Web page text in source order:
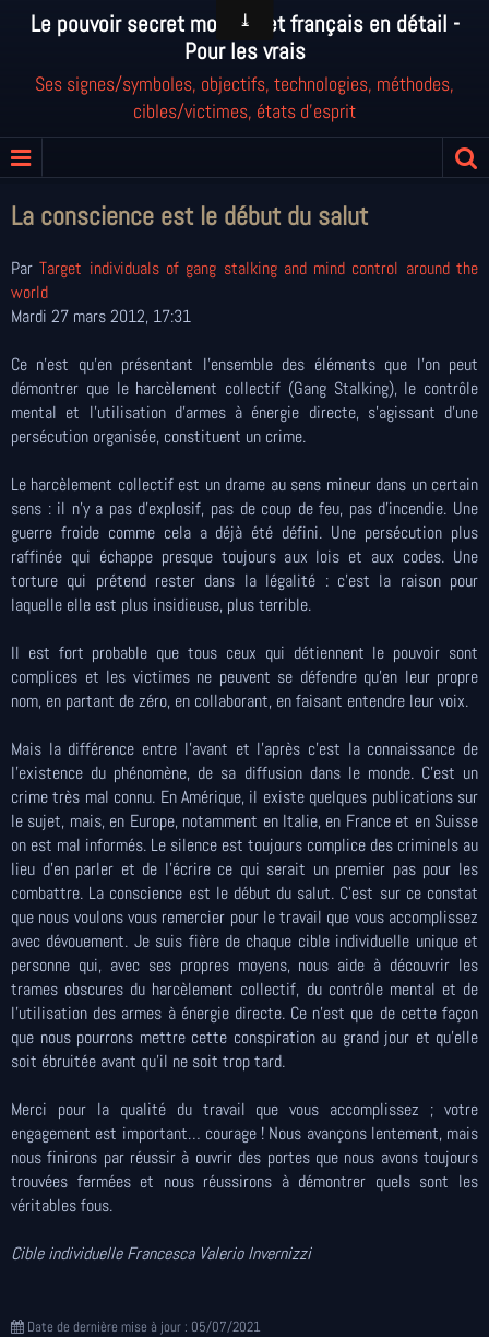
Le pouvoir secret mondial et français en détail -
Pour les vrais
Ses signes/symboles, objectifs, technologies, méthodes,
cibles/victimes, états d'esprit
La conscience est le début du salut
ParTarget individuals of gang stalking and mind control around the
world
Mardi 27 mars 2012, 17:31
Ce n’est qu’en présentant l’ensemble des éléments que l’on peut
démontrer que le harcèlement collectif (Gang Stalking), le contrôle
mental et l’utilisation d'armes à énergie directe, s’agissant d’une
persécution organisée, constituent un crime.
Le harcèlement collectif est un drame au sens mineur dans un certain
sens : il n’y a pas d'explosif, pas de coup de feu, pas d’incendie. Une
guerre froide comme cela a déjà été défini. Une persécution plus
raffinée qui échappe presque toujours aux lois et aux codes. Une
torture qui prétend rester dans la légalité : c’est la raison pour
laquelle elle est plus insidieuse, plus terrible.
Il est fort probable que tous ceux qui détiennent le pouvoir sont
complices et les victimes ne peuvent se défendre qu’en leur propre
nom, en partant de zéro, en collaborant, en faisant entendre leur voix.
Mais la différence entre l’avant et l’après c’est la connaissance de
l’existence du phénomène, de sa diffusion dans le monde. C’est un
crime très mal connu. En Amérique, il existe quelques publications sur
le sujet, mais, en Europe, notamment en Italie, en France et en Suisse
on est mal informés. Le silence est toujours complice des criminels au
lieu d'en parler et de l’écrire ce qui serait un premier pas pour les
combattre. La conscience est le début du salut. C’est sur ce constat
que nous voulons vous remercier pour le travail que vous accomplissez
avec dévouement. Je suis fière de chaque cible individuelle unique et
personne qui, avec ses propres moyens, nous aide à découvrir les
trames obscures du harcèlement collectif, du contrôle mental et de
l’utilisation des armes à énergie directe. Ce n’est que de cette façon
que nous pourrons mettre cette conspiration au grand jour et qu’elle
soit ébruitée avant qu’il ne soit trop tard.
Merci pour la qualité du travail que vous accomplissez ; votre
engagement est important… courage ! Nous avançons lentement, mais
nous finirons par réussir à ouvrir des portes que nous avons toujours
trouvées fermées et nous réussirons à démontrer quels sont les
véritables fous.
Cible individuelle Francesca Valerio Invernizzi
Date de dernière mise à jour : 05/07/2021